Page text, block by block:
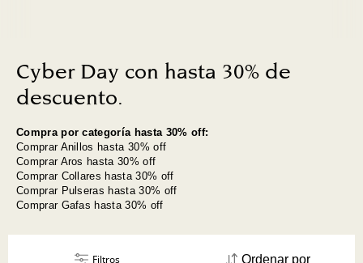
Cyber Day con hasta 30% de
descuento.
Compra por categoría hasta 30% off:
Comprar Anillos hasta 30% off
Comprar Aros hasta 30% off
Comprar Collares hasta 30% off
Comprar Pulseras hasta 30% off
Comprar Gafas hasta 30% off
Ordenar por
Fecha de lanzamiento
Mejor descuento
Filtros